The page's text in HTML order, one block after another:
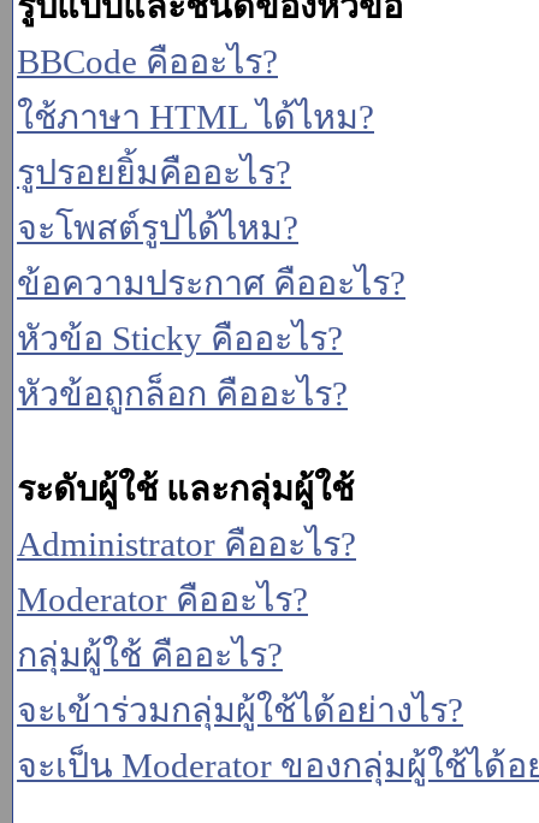
BBCode คืออะไร?
ใช้ภาษา HTML ได้ไหม?
รูปรอยยิ้มคืออะไร?
จะโพสต์รูปได้ไหม?
ข้อความประกาศ คืออะไร?
หัวข้อ Sticky คืออะไร?
หัวข้อถูกล็อก คืออะไร?
ระดับผู้ใช้ และกลุ่มผู้ใช้
Administrator คืออะไร?
Moderator คืออะไร?
กลุ่มผู้ใช้ คืออะไร?
จะเข้าร่วมกลุ่มผู้ใช้ได้อย่างไร?
จะเป็น Moderator ของกลุ่มผู้ใช้ได้อ